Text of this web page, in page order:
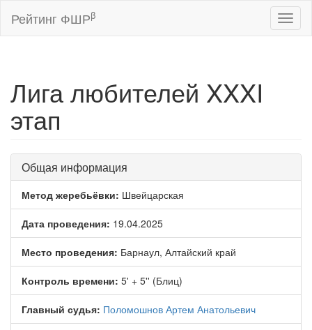
Рейтинг ФШРβ
Лига любителей XXXI
этап
Общая информация
Метод жеребьёвки: Швейцарская
Дата проведения: 19.04.2025
Место проведения: Барнаул, Алтайский край
Контроль времени: 5' + 5'' (Блиц)
Главный судья: Поломошнов Артем Анатольевич